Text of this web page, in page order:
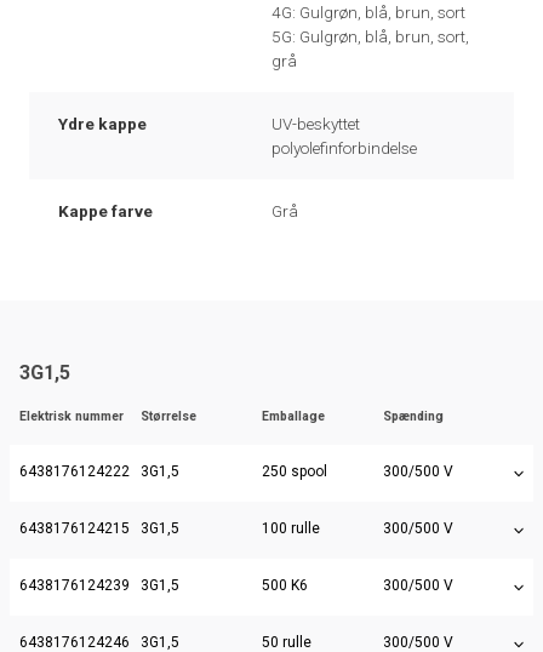
4G: Gulgrøn, blå, brun, sort
5G: Gulgrøn, blå, brun, sort,
grå
Ydre kappe
UV-beskyttet
polyolefinforbindelse
Kappe farve Grå
3G1,5
Elektrisk nummer Størrelse Emballage Spænding
6438176124222 3G1,5 250 spool 300/500 V
6438176124215 3G1,5 100 rulle 300/500 V
6438176124239 3G1,5 500 K6 300/500 V
6438176124246 3G1,5 50 rulle 300/500 V